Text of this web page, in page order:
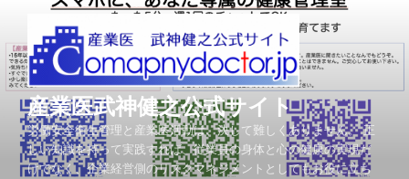
テ
ン
産業医武神健之公式サイト
労働安全衛生管理と産業医活動は、決して難しくありません。 正
しい知識を持って実践すれば、従業員の身体と心の健康の実現だ
けでなく、企業経営側のリスクマネジメントとしてもお役に立ち